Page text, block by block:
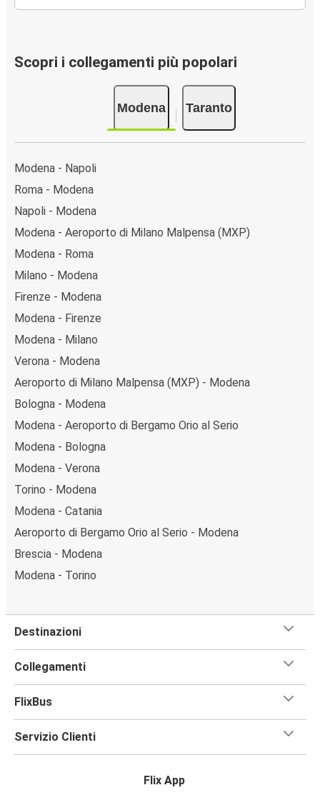
Scopri i collegamenti più popolari
Modena Taranto
Modena - Napoli
Roma - Modena
Napoli - Modena
Modena - Aeroporto di Milano Malpensa (MXP)
Modena - Roma
Milano - Modena
Firenze - Modena
Modena - Firenze
Modena - Milano
Verona - Modena
Aeroporto di Milano Malpensa (MXP) - Modena
Bologna - Modena
Modena - Aeroporto di Bergamo Orio al Serio
Modena - Bologna
Modena - Verona
Torino - Modena
Modena - Catania
Aeroporto di Bergamo Orio al Serio - Modena
Brescia - Modena
Modena - Torino
Destinazioni
Collegamenti
FlixBus
Servizio Clienti
Flix App